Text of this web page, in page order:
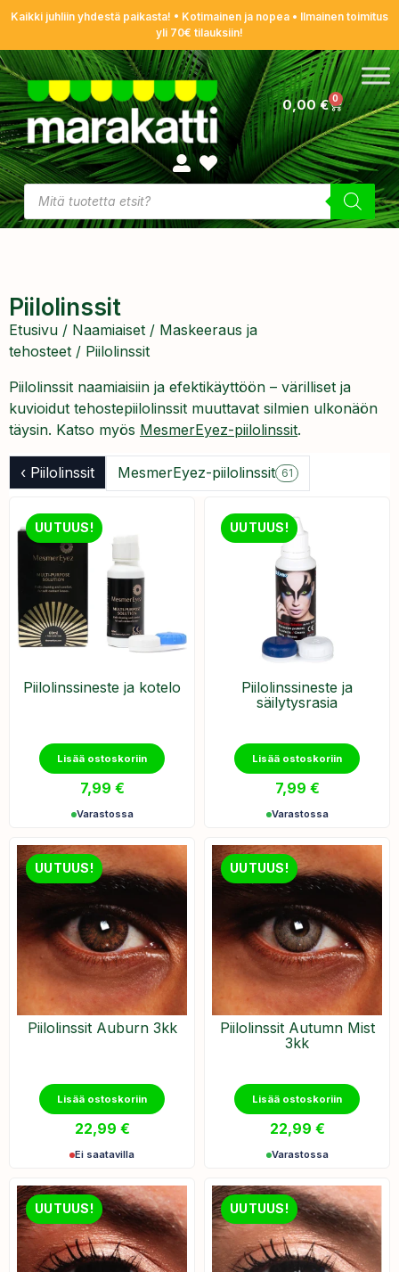
Kaikki juhliin yhdestä paikasta! • Kotimainen ja nopea • Ilmainen toimitus
yli 70€ tilauksiin!
0,00€ 0
Piilolinssit
Etusivu / Naamiaiset / Maskeeraus ja
tehosteet / Piilolinssit
Piilolinssit naamiaisiin ja efektikäyttöön – värilliset ja
kuvioidut tehostepiilolinssit muuttavat silmien ulkonäön
täysin. Katso myös MesmerEyez-piilolinssit.
‹ Piilolinssit MesmerEyez-piilolinssit 61
UUTUUS!
Piilolinssineste ja kotelo
Lisää ostoskoriin
7,99 €
Varastossa
UUTUUS!
Piilolinssineste ja
säilytysrasia
Lisää ostoskoriin
7,99 €
Varastossa
UUTUUS!
Piilolinssit Auburn 3kk
Lisää ostoskoriin
22,99 €
Ei saatavilla
UUTUUS!
Piilolinssit Autumn Mist
3kk
Lisää ostoskoriin
22,99 €
Varastossa
UUTUUS! UUTUUS!